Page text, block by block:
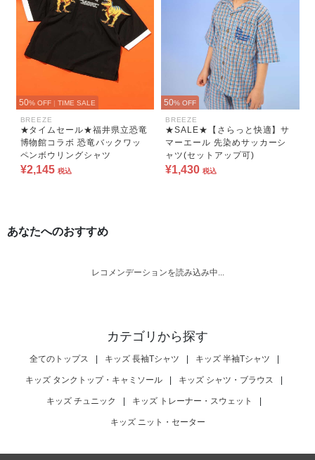
50% OFF | TIME SALE
BREEZE
★タイムセール★福井県立恐竜
博物館コラボ 恐竜バックワッ
ペンボウリングシャツ
¥2,145 税込
50% OFF
BREEZE
★SALE★【さらっと快適】サ
マーエール 先染めサッカーシ
ャツ(セットアップ可)
¥1,430 税込
あなたへのおすすめ
レコメンデーションを読み込み中...
カテゴリから探す
全てのトップス | キッズ 長袖Tシャツ | キッズ 半袖Tシャツ |
キッズ タンクトップ・キャミソール | キッズ シャツ・ブラウス |
キッズ チュニック | キッズ トレーナー・スウェット |
キッズ ニット・セーター